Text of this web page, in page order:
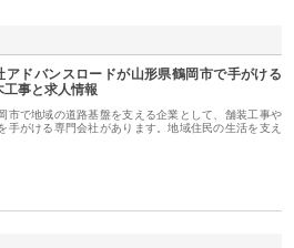
アドバンスロードが山形県鶴岡市で手がける
工事と求人情報
市で地域の道路基盤を支える企業として、舗装工事や
手がける専門会社があります。地域住民の生活を支え